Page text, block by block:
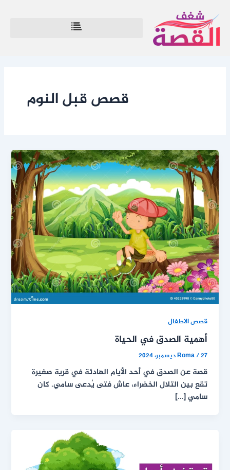
إلى
المحتوى
قصص قبل النوم
قصص الاطفال
أهمية الصدق في الحياة
Roma/27 ديسمبر، 2024
قصة عن الصدق في أحد الأيام الهادئة في قرية صغيرة
تقع بين التلال الخضراء، عاش فتى يُدعى سامي. كان
سامي […]